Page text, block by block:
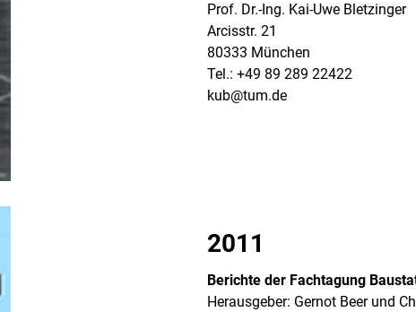
Prof. Dr.-Ing. Kai-Uwe Bletzinger
Arcisstr. 21
80333 München
Tel.: +49 89 289 22422
kub@tum.de
2011
Berichte der Fachtagung
Herausgeber: Gernot Beer und